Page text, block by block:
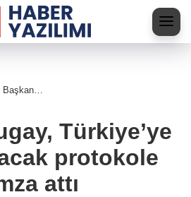
Başkan
olacak
protokole
imza attı
Türkiye’ye
protokole
attı